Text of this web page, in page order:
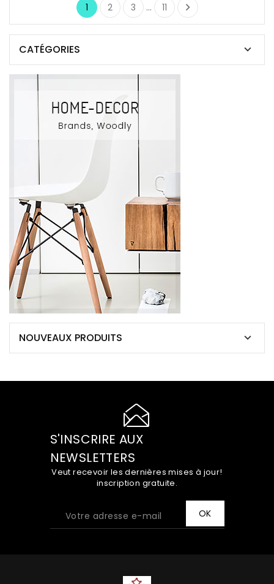
1
2 3 … 11 
CATÉGORIES 
NOUVEAUX PRODUITS 
S'INSCRIRE AUX
NEWSLETTERS
Veut recevoir les dernières mises à jour!
inscription gratuite.